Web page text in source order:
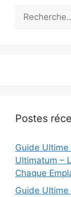
Rechercher :
Postes
Guide Ultime
Ultimatum –
Chaque
Guide